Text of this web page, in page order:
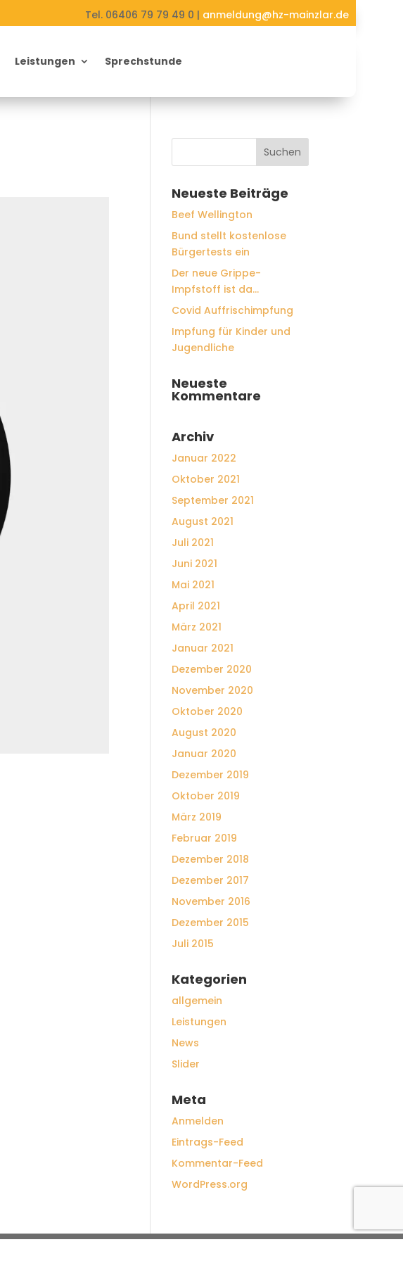
Tel. 06406 79 79 49 0 | anmeldung@hz-mainzlar.de
Leistungen Sprechstunde
Neueste Beiträge
Beef Wellington
Bund stellt kostenlose
Bürgertests ein
Der neue Grippe-
Impfstoff ist da…
Covid Auffrischimpfung
Impfung für Kinder und
Jugendliche
Neueste
Kommentare
Archiv
Januar 2022
Oktober 2021
September 2021
August 2021
Juli 2021
Juni 2021
Mai 2021
April 2021
März 2021
Januar 2021
Dezember 2020
November 2020
Oktober 2020
August 2020
Januar 2020
Dezember 2019
Oktober 2019
März 2019
Februar 2019
Dezember 2018
Dezember 2017
November 2016
Dezember 2015
Juli 2015
Kategorien
allgemein
Leistungen
News
Slider
Meta
Anmelden
Eintrags-Feed
Kommentar-Feed
WordPress.org